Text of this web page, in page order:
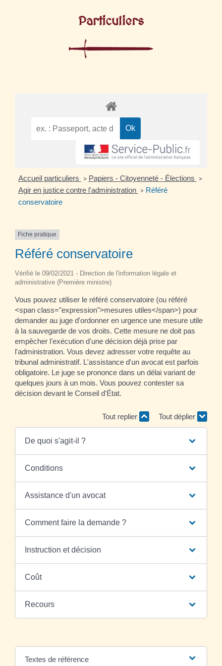
Particuliers
Accueil particuliers > Papiers - Citoyenneté - Élections >
Agir en justice contre l'administration > Référé
conservatoire
Fiche pratique
Référé conservatoire
Vérifié le 09/02/2021 - Direction de l'information légale et
administrative (Première ministre)
Vous pouvez utiliser le référé conservatoire (ou référé
<span class="expression">mesures utiles</span>) pour
demander au juge d'ordonner en urgence une mesure utile
à la sauvegarde de vos droits. Cette mesure ne doit pas
empêcher l'exécution d'une décision déjà prise par
l'administration. Vous devez adresser votre requête au
tribunal administratif. L'assistance d'un avocat est parfois
obligatoire. Le juge se prononce dans un délai variant de
quelques jours à un mois. Vous pouvez contester sa
décision devant le Conseil d'État.
Tout replier Tout déplier
De quoi s'agit-il ?
Conditions
Assistance d'un avocat
Comment faire la demande ?
Instruction et décision
Coût
Recours
Textes de référence